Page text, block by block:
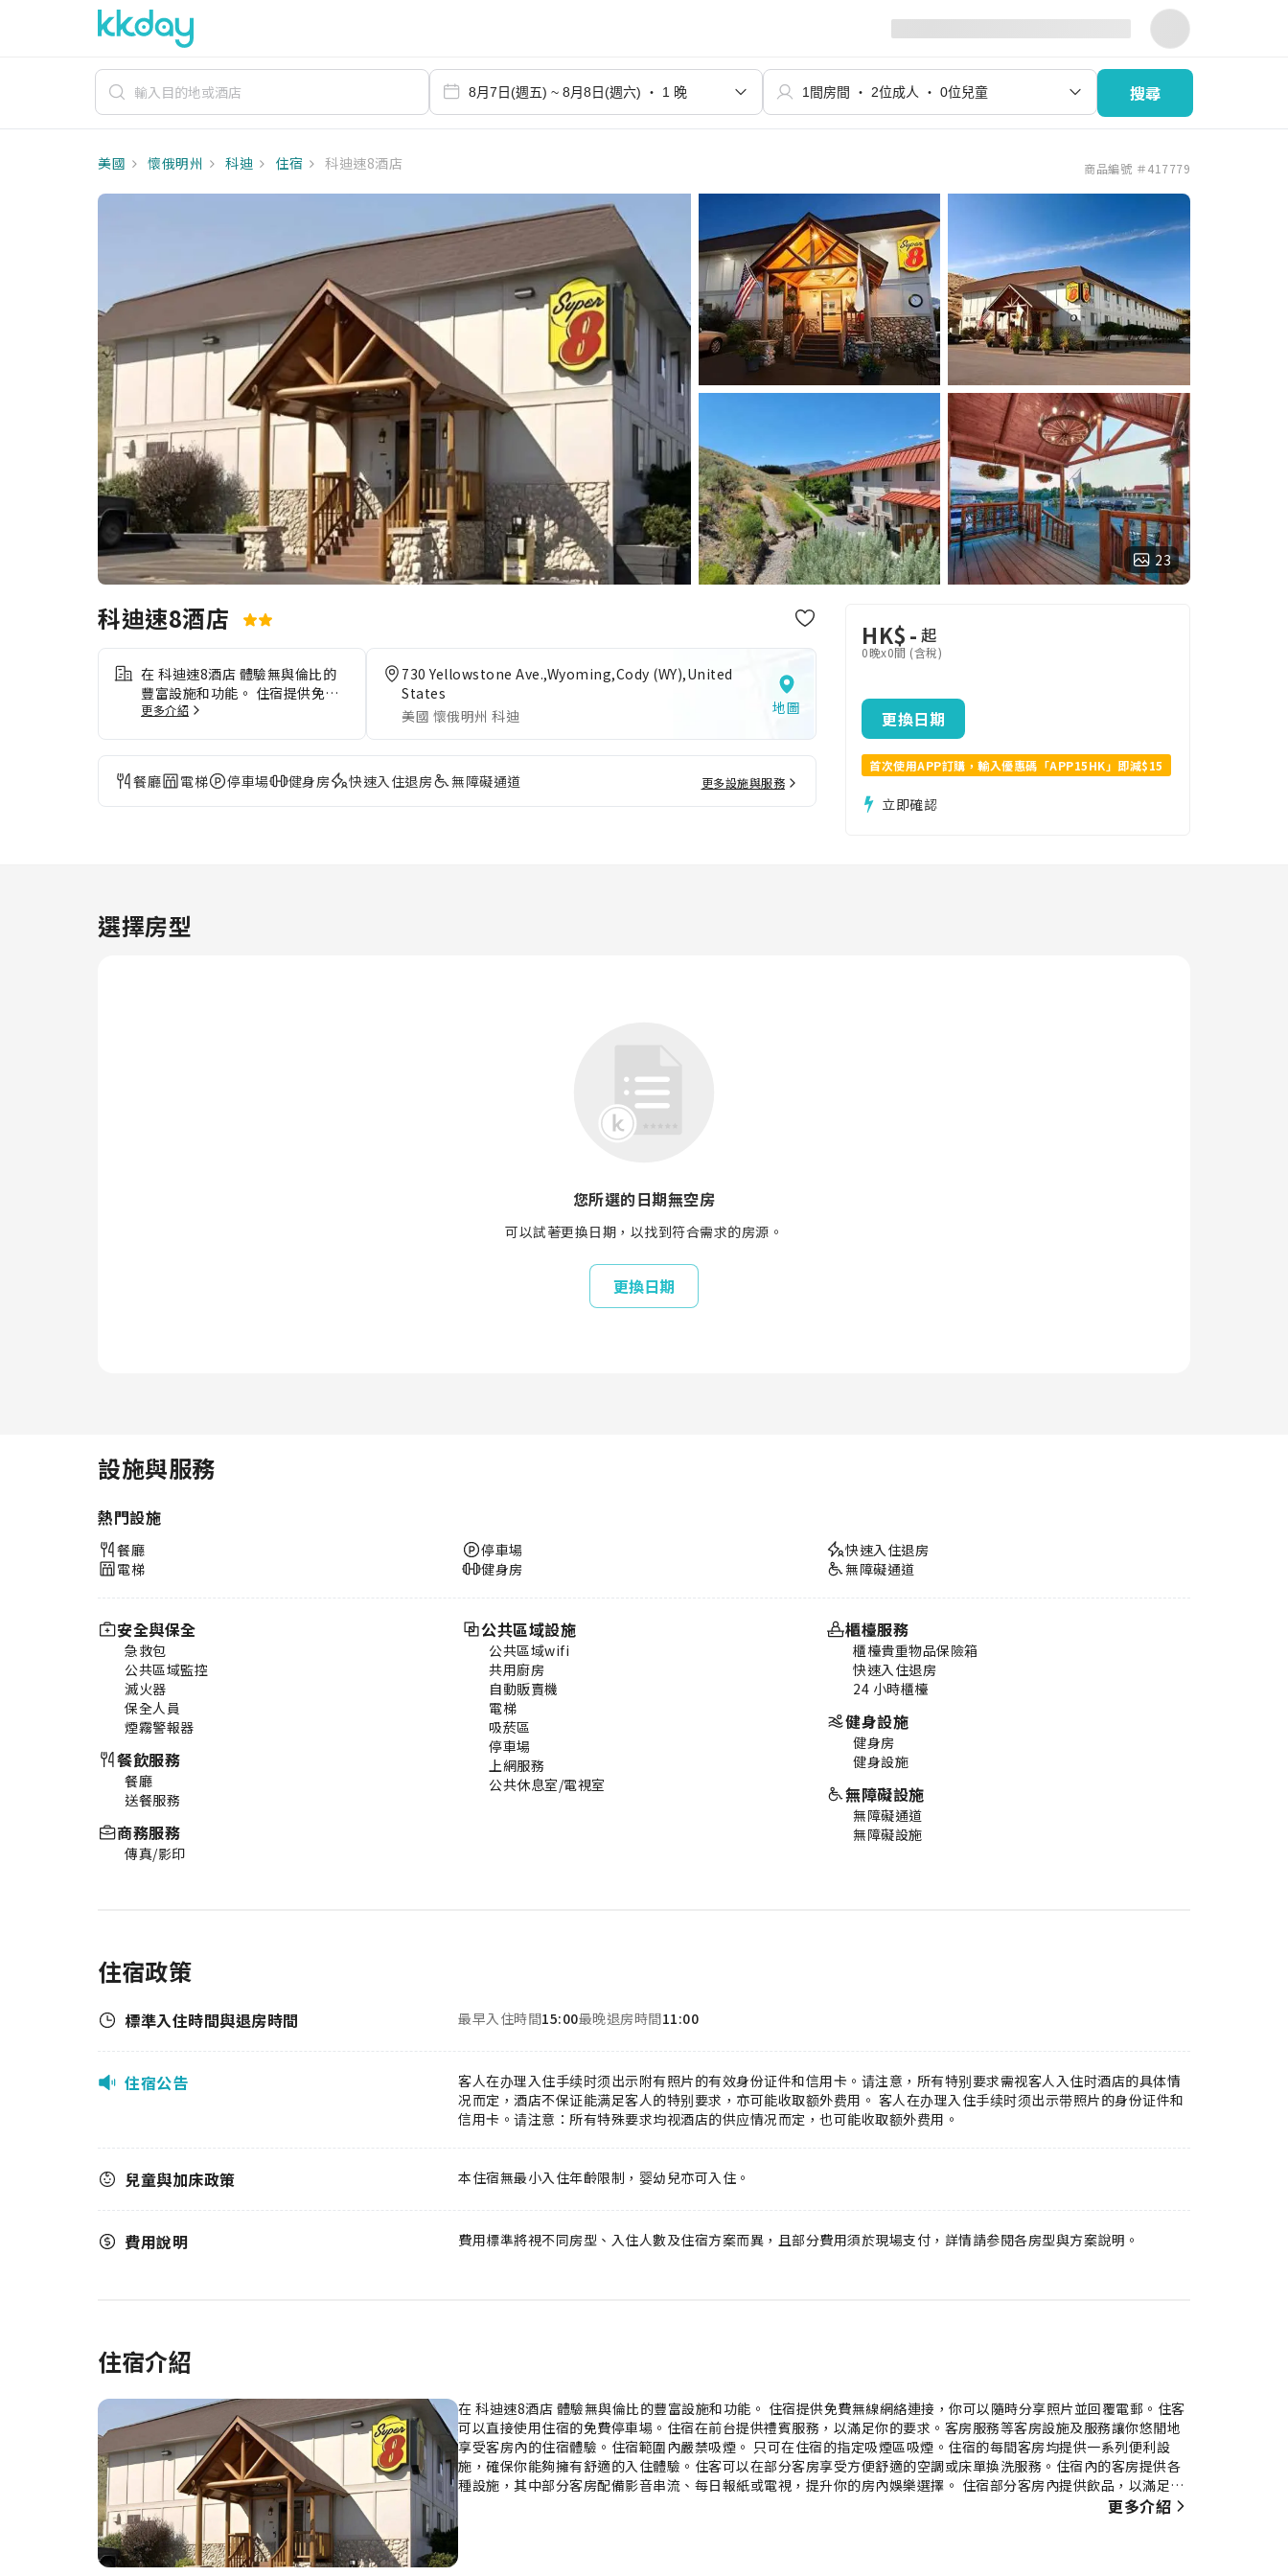
搜尋
美國 懷俄明州 科迪 住宿 科迪速8酒店 商品編號 ＃417779
23
科迪速8酒店
在 科迪速8酒店 體驗無與倫比的
豐富設施和功能。 住宿提供免費
無線網絡連接，你可以隨時分享照
住宿的免費停車場。住宿在前台提
供禮賓服務，以滿足你的要求。客
房服務等客房設施及服務讓你悠閒
地享受客房內的住宿體驗。住宿範
單換洗服務。住宿內的客房提供各
種設施，其中部分客房配備影音串
更多介紹
730 Yellowstone Ave.,Wyoming,Cody (WY),United
States
美國 懷俄明州 科迪
地圖
餐廳 電梯 停車場 健身房 快速入住退房 無障礙通道 更多設施與服務
HK$- 起
0晚x0間 (含稅)
更換日期
首次使用APP訂購，輸入優惠碼「APP15HK」即減$15
立即確認
選擇房型
您所選的日期無空房
可以試著更換日期，以找到符合需求的房源。
更換日期
設施與服務
熱門設施
餐廳
電梯
停車場
健身房
快速入住退房
無障礙通道
安全與保全
急救包
公共區域監控
滅火器
保全人員
煙霧警報器
餐飲服務
餐廳
送餐服務
商務服務
傳真/影印
公共區域設施
公共區域wifi
共用廚房
自動販賣機
電梯
吸菸區
停車場
上網服務
公共休息室/電視室
櫃檯服務
櫃檯貴重物品保險箱
快速入住退房
24 小時櫃檯
健身設施
健身房
健身設施
無障礙設施
無障礙通道
無障礙設施
住宿政策
標準入住時間與退房時間 最早入住時間15:00最晚退房時間11:00
住宿公告
客人在办理入住手续时须出示附有照片的有效身份证件和信用卡。请注意，所有特别要求需视客人入住时酒店的具体情
况而定，酒店不保证能满足客人的特别要求，亦可能收取额外费用。 客人在办理入住手续时须出示带照片的身份证件和
信用卡。请注意：所有特殊要求均视酒店的供应情况而定，也可能收取额外费用。
兒童與加床政策 本住宿無最小入住年齡限制，婴幼兒亦可入住。
費用說明 費用標準將視不同房型、入住人數及住宿方案而異，且部分費用須於現場支付，詳情請参閱各房型與方案說明。
住宿介紹
在 科迪速8酒店 體驗無與倫比的豐富設施和功能。 住宿提供免費無線網絡連接，你可以隨時分享照片並回覆電郵。住客
可以直接使用住宿的免費停車場。住宿在前台提供禮賓服務，以滿足你的要求。客房服務等客房設施及服務讓你悠閒地
享受客房內的住宿體驗。住宿範圍內嚴禁吸煙。 只可在住宿的指定吸煙區吸煙。住宿的每間客房均提供一系列便利設
施，確保你能夠擁有舒適的入住體驗。住客可以在部分客房享受方便舒適的空調或床單換洗服務。住宿內的客房提供各
種設施，其中部分客房配備影音串流、每日報紙或電視，提升你的房內娛樂選擇。 住宿部分客房內提供飲品，以滿足你
的要求。我們明白浴室用品可以讓住客感到舒適滿足，因此部分房間會提供浴袍、毛巾或風筒。 在 科迪速8酒店 享用美
更多介紹